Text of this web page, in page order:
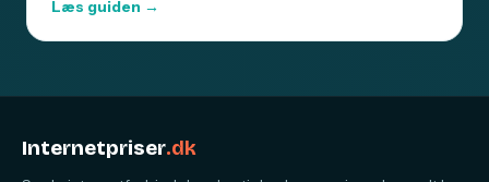
Læs guiden →
Internetpriser.dk